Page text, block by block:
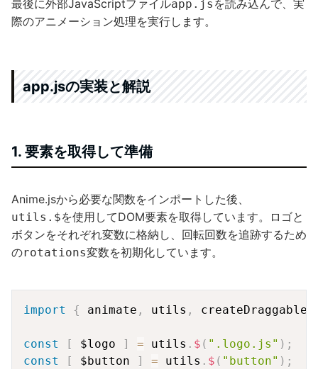
最後に外部JavaScriptファイルapp.js を読み込んで、実
際のアニメーション処理を実行します。
app.jsの実装と解説
1. 要素を取得して準備
Anime.jsから必要な関数をインポートした後、
utils.$を使用してDOM要素を取得しています。ロゴと
ボタンをそれぞれ変数に格納し、回転回数を追跡するため
のrotations変数を初期化しています。
import { animate , utils , createDraggable
const [ $logo ] = utils . $ ( ".logo.js" ) ;
const
[ $button ] = utils . $ ( "button" ) ;
Copy